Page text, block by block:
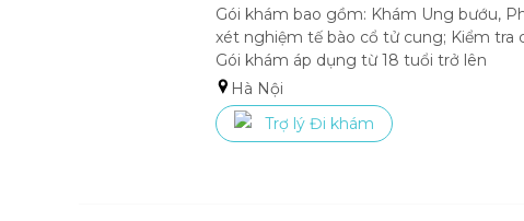
Gói khám bao gồm: Khám Ung bướu,
xét nghiệm tế bào cổ tử cung; Kiểm
Gói khám áp dụng từ 18 tuổi trở lên
Hà Nội
Trợ lý Đi khám